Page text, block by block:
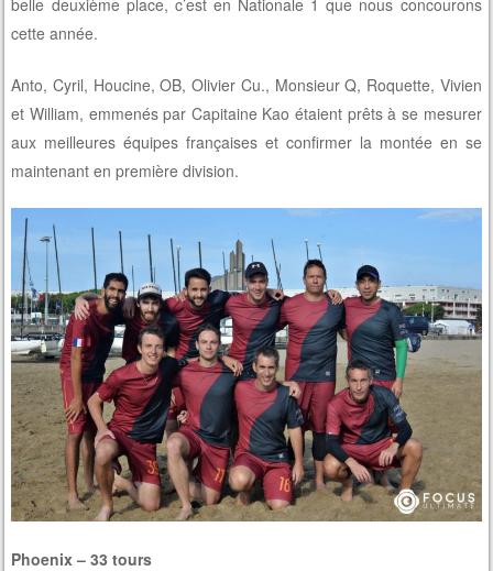
belle deuxième place, c’est en Nationale 1 que nous concourons
cette année.
Anto, Cyril, Houcine, OB, Olivier Cu., Monsieur Q, Roquette, Vivien
et William, emmenés par Capitaine Kao étaient prêts à se mesurer
aux meilleures équipes françaises et confirmer la montée en se
maintenant en première division.
Phoenix – 33 tours